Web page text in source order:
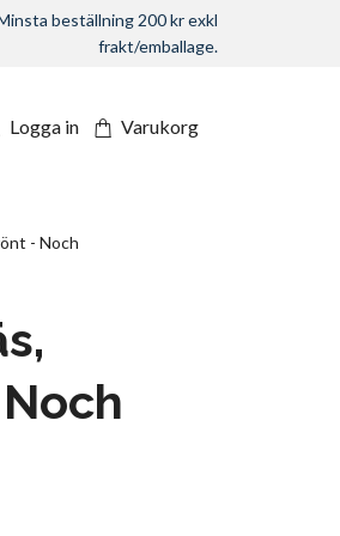
beställning 200 kr exkl
frakt/emballage.
Logga in Varukorg
- Noch